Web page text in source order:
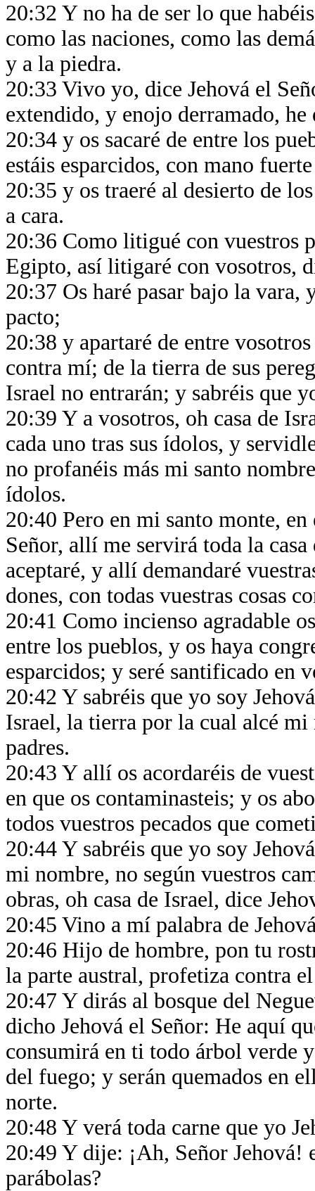
20:32 Y no ha de ser lo que
como las naciones, como las
y a la piedra.
20:33 Vivo yo, dice Jehová el
extendido, y enojo derramado,
20:34 y os sacaré de entre los
estáis esparcidos, con mano
20:35 y os traeré al desierto de
a cara.
20:36 Como litigué con vuestros
Egipto, así litigaré con vosotros,
20:37 Os haré pasar bajo la vara,
pacto;
20:38 y apartaré de entre
contra mí; de la tierra de sus
Israel no entrarán; y sabréis que
20:39 Y a vosotros, oh casa de
cada uno tras sus ídolos, y
no profanéis más mi santo
ídolos.
20:40 Pero en mi santo monte,
Señor, allí me servirá toda la
aceptaré, y allí demandaré
dones, con todas vuestras cosas
20:41 Como incienso agradable
entre los pueblos, y os haya
esparcidos; y seré santificado en
20:42 Y sabréis que yo soy
Israel, la tierra por la cual alcé
padres.
20:43 Y allí os acordaréis de
en que os contaminasteis; y os
todos vuestros pecados que
20:44 Y sabréis que yo soy
mi nombre, no según vuestros
obras, oh casa de Israel, dice
20:45 Vino a mí palabra de
20:46 Hijo de hombre, pon tu
la parte austral, profetiza contra
20:47 Y dirás al bosque del
dicho Jehová el Señor: He aquí
consumirá en ti todo árbol verde
del fuego; y serán quemados en
norte.
20:48 Y verá toda carne que yo
20:49 Y dije: ¡Ah, Señor
parábolas?